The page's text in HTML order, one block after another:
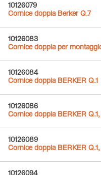
10126079
Cornice doppia Berker Q.7
10126083
Cornice doppia per
10126084
Cornice doppia BERKER Q.1
10126086
Cornice doppia BERKER
10126089
Cornice doppia BERKER